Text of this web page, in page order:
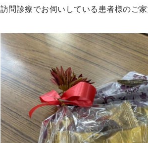
訪問診療でお伺いしている患者様のご